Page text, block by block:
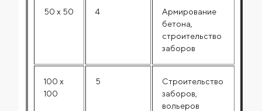
50 x 50 4
Армирование
бетона,
строительство
заборов
100 x
100
5
Строительство
заборов,
вольеров